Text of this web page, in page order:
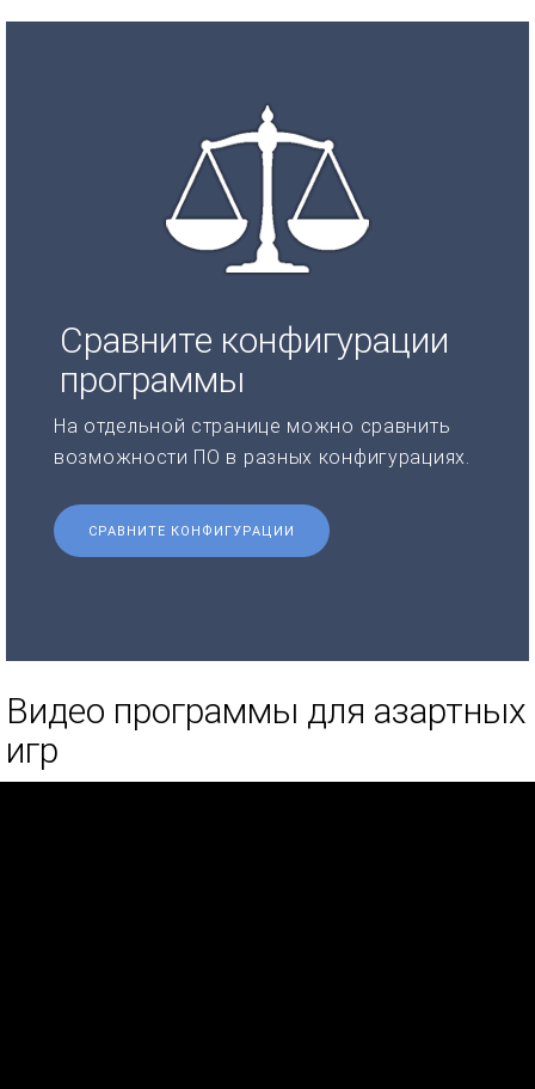
Сравните конфигурации
программы
На отдельной странице можно сравнить
возможности ПО в разных конфигурациях.
СРАВНИТЕ КОНФИГУРАЦИИ
Видео программы для азартных
игр